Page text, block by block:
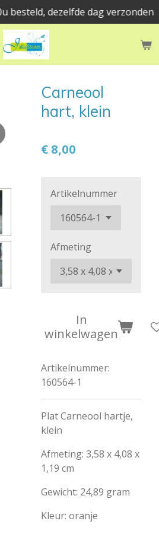
besteld, dezelfde dag verzonden
Carneool
hart, klein
€ 8,00
Artikelnummer
Afmeting
In
winkelwagen
Artikelnummer:
160564-1
Plat Carneool hartje,
klein
Afmeting: 3,58 x 4,08 x
1,19 cm
Gewicht: 24,89 gram
Kleur: oranje